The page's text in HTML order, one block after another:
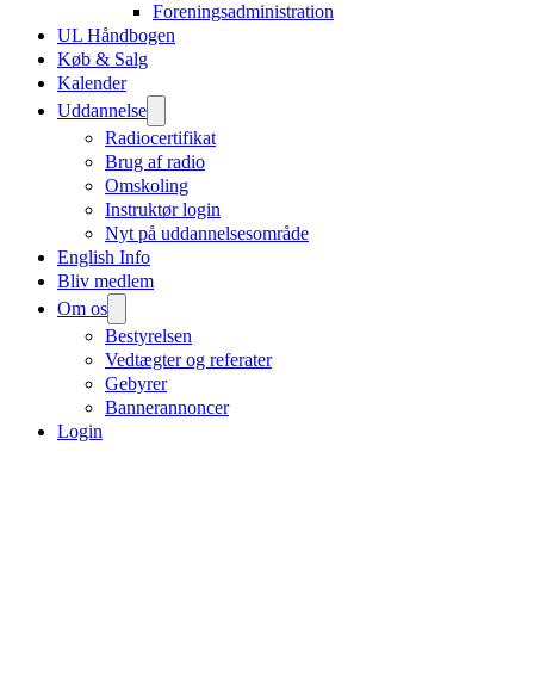
Foreningsadministration
UL Håndbogen
Køb & Salg
Kalender
Uddannelse
Radiocertifikat
Brug af radio
Omskoling
Instruktør login
Nyt på uddannelsesområde
English Info
Bliv medlem
Om os
Bestyrelsen
Vedtægter og referater
Gebyrer
Bannerannoncer
Login